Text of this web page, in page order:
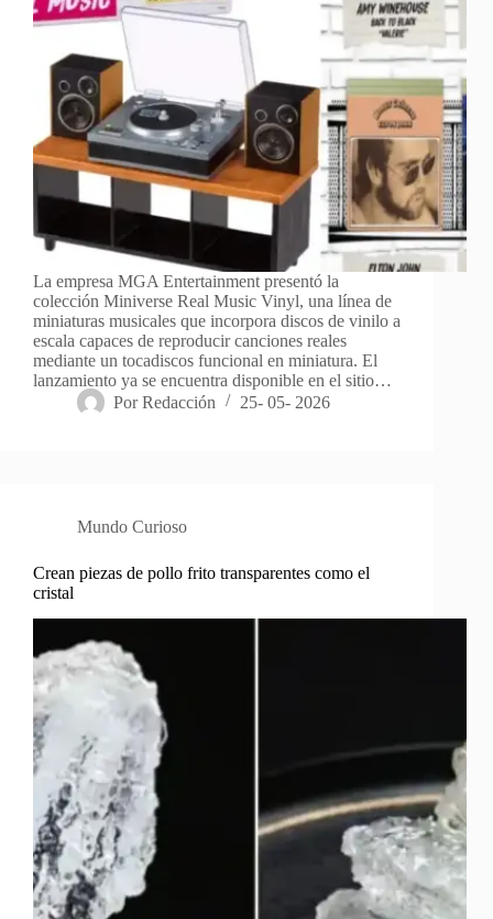
La empresa MGA Entertainment presentó la
colección Miniverse Real Music Vinyl, una línea de
miniaturas musicales que incorpora discos de vinilo a
escala capaces de reproducir canciones reales
mediante un tocadiscos funcional en miniatura. El
lanzamiento ya se encuentra disponible en el sitio…
Por Redacción 25- 05- 2026
Mundo Curioso
Crean piezas de pollo frito transparentes como el
cristal